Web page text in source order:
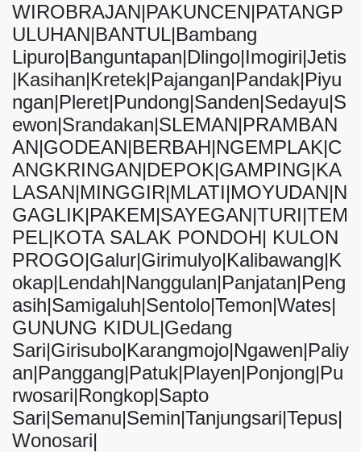
WIROBRAJAN|PAKUNCEN|PATANGP
ULUHAN|BANTUL|Bambang
Lipuro|Banguntapan|Dlingo|Imogiri|Jetis
|Kasihan|Kretek|Pajangan|Pandak|Piyu
ngan|Pleret|Pundong|Sanden|Sedayu|S
ewon|Srandakan|SLEMAN|PRAMBAN
AN|GODEAN|BERBAH|NGEMPLAK|C
ANGKRINGAN|DEPOK|GAMPING|KA
LASAN|MINGGIR|MLATI|MOYUDAN|N
GAGLIK|PAKEM|SAYEGAN|TURI|TEM
PEL|KOTA SALAK PONDOH| KULON
PROGO|Galur|Girimulyo|Kalibawang|K
okap|Lendah|Nanggulan|Panjatan|Peng
asih|Samigaluh|Sentolo|Temon|Wates|
GUNUNG KIDUL|Gedang
Sari|Girisubo|Karangmojo|Ngawen|Paliy
an|Panggang|Patuk|Playen|Ponjong|Pu
rwosari|Rongkop|Sapto
Sari|Semanu|Semin|Tanjungsari|Tepus|
Wonosari|